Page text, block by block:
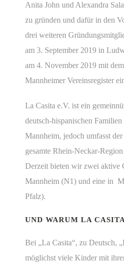
Anita John und Alexandra
zu gründen und dafür in den
drei weiteren
am 3. September 2019 in
am 4. November 2019 mit
Mannheimer Vereinsregister
La Casita e.V. ist ein
deutsch-hispanischen
Mannheim, jedoch umfasst
gesamte Rhein-Neckar-
Derzeit bieten wir zwei aktive
Mannheim (N1) und eine in
Pfalz).
UND WARUM LA
Bei „La Casita“, zu Deutsch,
möglichst viele Kinder mit